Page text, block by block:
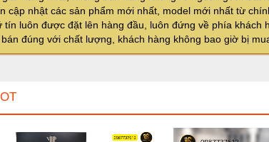
cập nhật các sản phẩm mới nhất, model mới nhất từ
tín luôn được đặt lên hàng đầu, luôn đứng về phía khách
đúng với chất lượng, khách hàng không bao giờ bị